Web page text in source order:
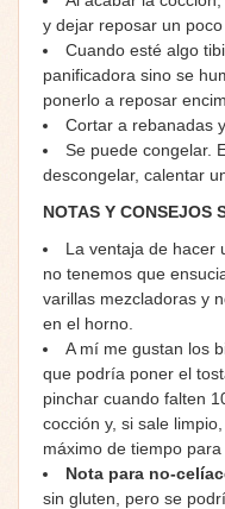
y dejar reposar un
Cuando esté algo
panificadora sino se
ponerlo a reposar
Cortar a rebanadas
Se puede congelar.
descongelar, calentar
NOTAS Y CONSEJOS
La ventaja de hacer
no tenemos que
varillas mezcladoras y
en el horno.
A mí me gustan los
que podría poner el
pinchar cuando falten
cocción y, si sale
máximo de tiempo
Nota para no-
sin gluten, pero se